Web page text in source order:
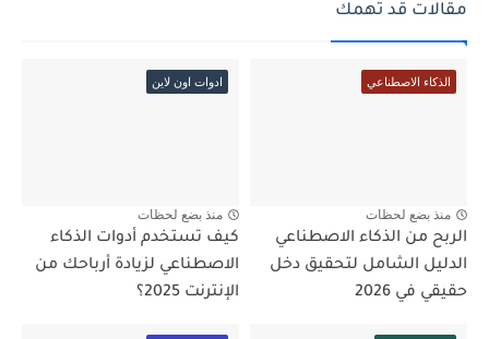
مقالات قد تهمك
الذكاء الاصطناعي
منذ بضع لحظات
الربح من الذكاء الاصطناعي
الدليل الشامل لتحقيق دخل
حقيقي في 2026
ادوات اون لاين
منذ بضع لحظات
كيف تستخدم أدوات الذكاء
الاصطناعي لزيادة أرباحك من
الإنترنت 2025؟